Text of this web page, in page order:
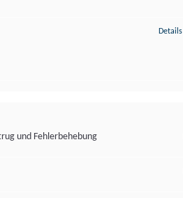
Details
und Fehlerbehebung